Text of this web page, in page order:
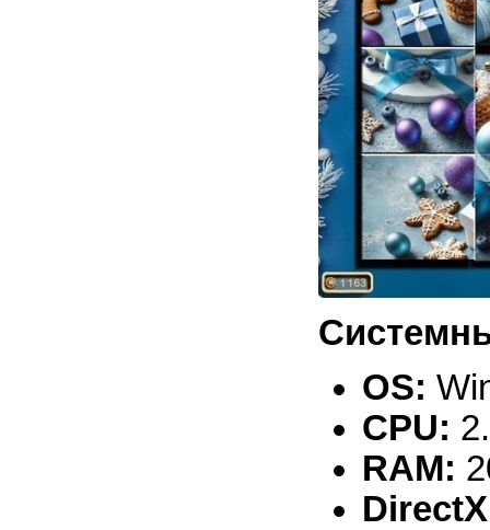
OS:
CPU:
RAM: